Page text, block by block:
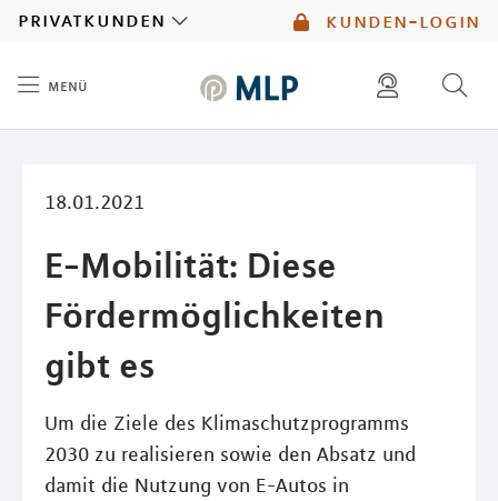
kunden-login
privatkunden
menü
18.01.2021
E-Mobilität: Diese
Fördermöglichkeiten
gibt es
Um die Ziele des Klimaschutzprogramms
2030 zu realisieren sowie den Absatz und
damit die Nutzung von E-Autos in